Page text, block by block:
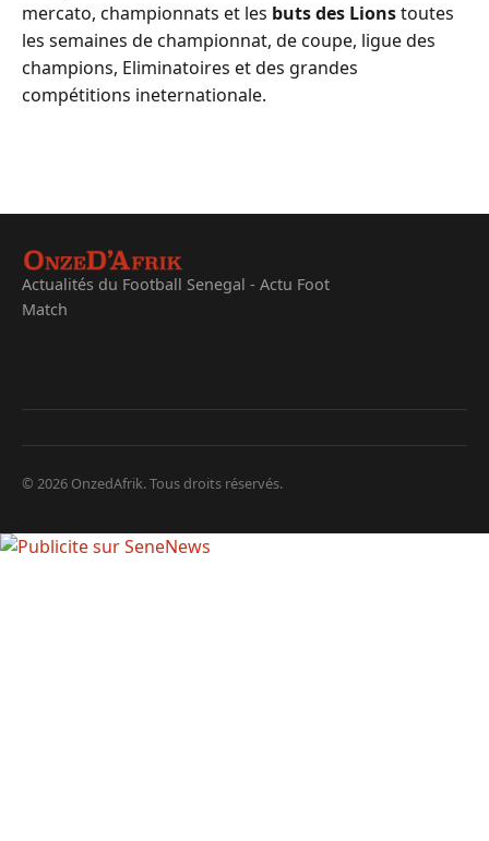
mercato, championnats et les buts des Lionstoutes
les semaines de championnat, de coupe, ligue des
champions, Eliminatoires et des grandes
compétitions ineternationale.
Actualités du Football Senegal - Actu Foot
Match
© 2026 OnzedAfrik. Tous droits réservés.